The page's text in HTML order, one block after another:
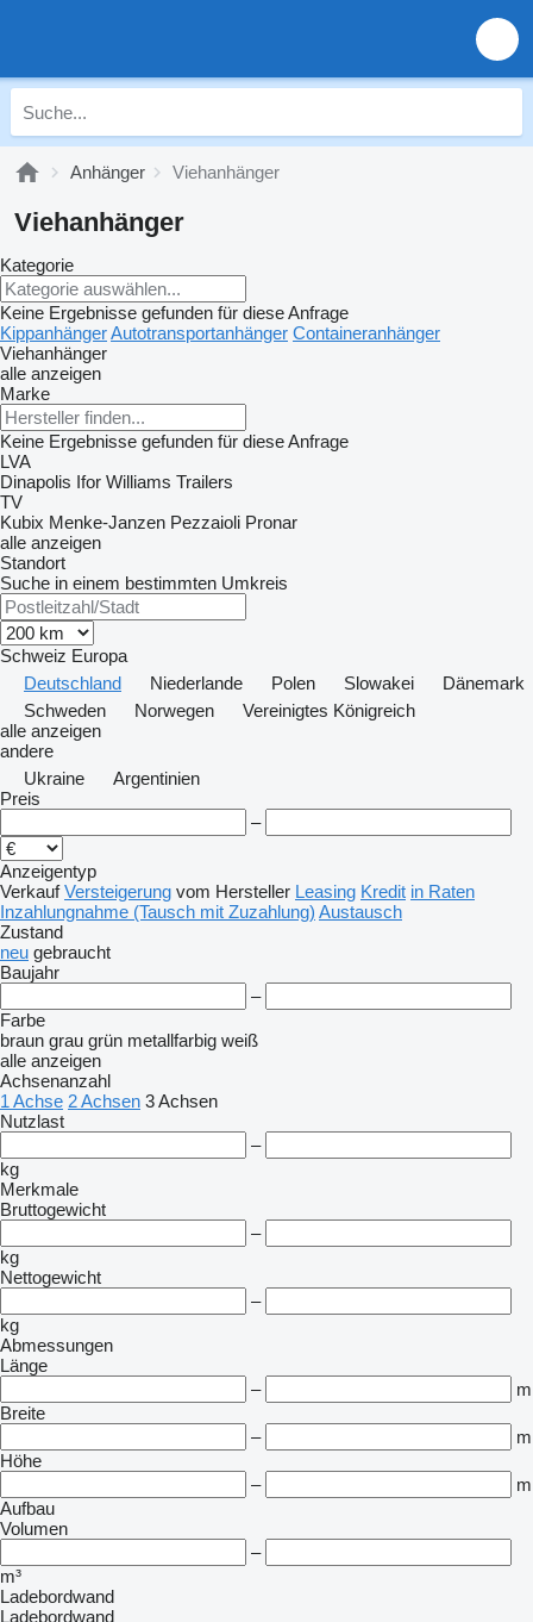
Anhänger Viehanhänger
Viehanhänger
Kategorie
Keine Ergebnisse gefunden für diese Anfrage
KippanhängerAutotransportanhänger Containeranhänger
Viehanhänger
alle anzeigen
Marke
Keine Ergebnisse gefunden für diese Anfrage
LVA
Dinapolis Ifor Williams Trailers
TV
Kubix Menke-Janzen Pezzaioli Pronar
alle anzeigen
Standort
Suche in einem bestimmten Umkreis
Schweiz Europa
Deutschland
Niederlande Polen Slowakei
Dänemark
Schweden
Norwegen
Vereinigtes Königreich
alle anzeigen
andere
Ukraine
Argentinien
Preis
–
Anzeigentyp
Verkauf Versteigerung vom Hersteller Leasing Kredit in Raten
Inzahlungnahme (Tausch mit Zuzahlung) Austausch
Zustand
neu gebraucht
Baujahr
–
Farbe
braun grau grün metallfarbig weiß
alle anzeigen
Achsenanzahl
1 Achse 2 Achsen 3 Achsen
Nutzlast
–
kg
Merkmale
Bruttogewicht
–
kg
Nettogewicht
–
kg
Abmessungen
Länge
–
m
Breite
–
m
Höhe
–
m
Aufbau
Volumen
–
m³
Ladebordwand
Ladebordwand